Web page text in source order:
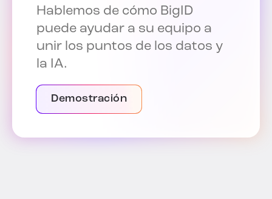
Hablemos de cómo BigID
puede ayudar a su equipo a
unir los puntos de los datos y
la IA.
Demostración